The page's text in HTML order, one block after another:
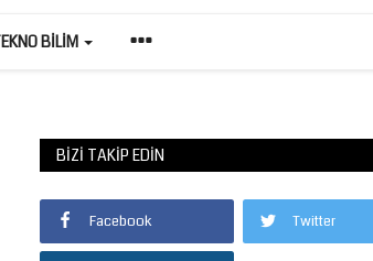
BILIM
BIZI TAKIP EDIN
Facebook Twitter